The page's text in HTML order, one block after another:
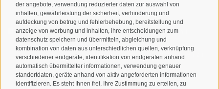
der angebote, verwendung reduzierter daten zur auswahl von
inhalten, gewährleistung der sicherheit, verhinderung und
aufdeckung von betrug und fehlerbehebung, bereitstellung und
anzeige von werbung und inhalten, ihre entscheidungen zum
datenschutz speichern und übermitteln, abgleichung und
kombination von daten aus unterschiedlichen quellen, verknüpfung
verschiedener endgeräte, identifikation von endgeräten anhand
automatisch übermittelter informationen, verwendung genauer
standortdaten, geräte anhand von aktiv angeforderten informationen
identifizieren. Es steht Ihnen frei, Ihre Zustimmung zu erteilen, zu
Ich habe dieDatenschutzbestimmungengelesen und
verstanden und stimme der Verarbeitung meiner
personenbezogenen Daten durch den Verantwortlichen zu
ANMELDEN